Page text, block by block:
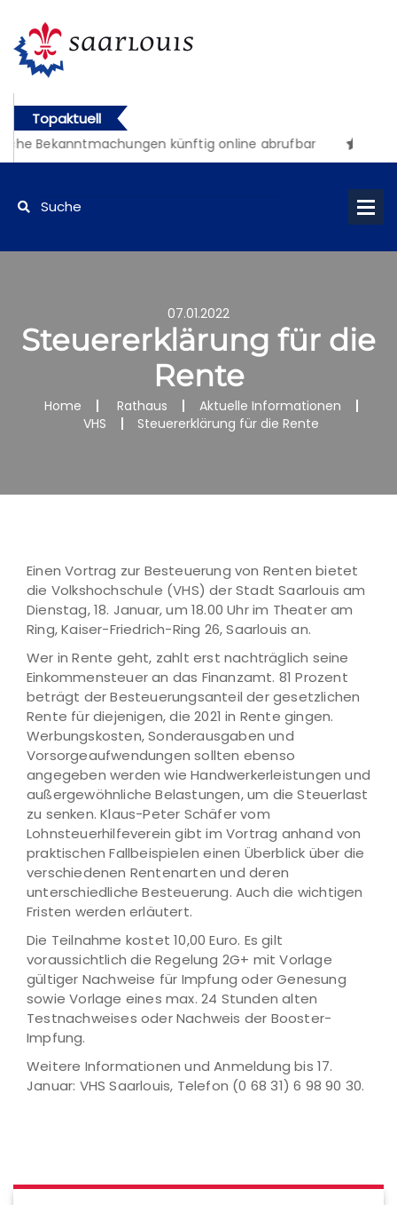
Topaktuell
Bekanntmachungen künftig online abrufbar
07.01.2022
Steuererklärung für die
Rente
Home Rathaus
Aktuelle Informationen
VHS
Steuererklärung für die Rente
Einen Vortrag zur Besteuerung von Renten bietet
die Volkshochschule (VHS) der Stadt Saarlouis am
Dienstag, 18. Januar, um 18.00 Uhr im Theater am
Ring, Kaiser-Friedrich-Ring 26, Saarlouis an.
Wer in Rente geht, zahlt erst nachträglich seine
Einkommensteuer an das Finanzamt. 81 Prozent
beträgt der Besteuerungsanteil der gesetzlichen
Rente für diejenigen, die 2021 in Rente gingen.
Werbungskosten, Sonderausgaben und
Vorsorgeaufwendungen sollten ebenso
angegeben werden wie Handwerkerleistungen und
außergewöhnliche Belastungen, um die Steuerlast
zu senken. Klaus-Peter Schäfer vom
Lohnsteuerhilfeverein gibt im Vortrag anhand von
praktischen Fallbeispielen einen Überblick über die
verschiedenen Rentenarten und deren
unterschiedliche Besteuerung. Auch die wichtigen
Fristen werden erläutert.
Die Teilnahme kostet 10,00 Euro. Es gilt
voraussichtlich die Regelung 2G+ mit Vorlage
gültiger Nachweise für Impfung oder Genesung
sowie Vorlage eines max. 24 Stunden alten
Testnachweises oder Nachweis der Booster-
Impfung.
Weitere Informationen und Anmeldung bis 17.
Januar: VHS Saarlouis, Telefon (0 68 31) 6 98 90 30.